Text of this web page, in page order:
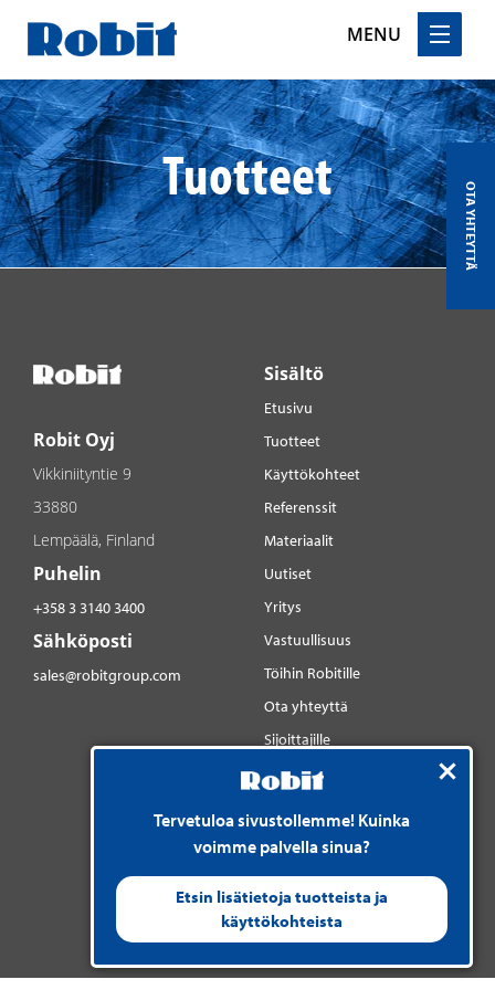
MENU
Skip
to
content
Tuotteet
OTA YHTEYTTÄ
Tervetuloa sivustollemme! Kuinka
voimme palvella sinua?
Etsin lisätietoja tuotteista ja
käyttökohteista
Robit Oyj
Vikkiniityntie 9
33880
Lempäälä, Finland
Puhelin
+358 3 3140 3400
Sähköposti
sales@robitgroup.com
Sisältö
Etusivu
Tuotteet
Käyttökohteet
Referenssit
Materiaalit
Uutiset
Yritys
Vastuullisuus
Töihin Robitille
Ota yhteyttä
Sijoittajille
Sosiaalinen media
LinkedIn
Instagram